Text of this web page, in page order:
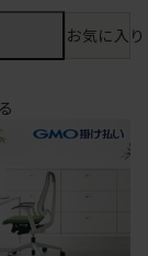
お気に入